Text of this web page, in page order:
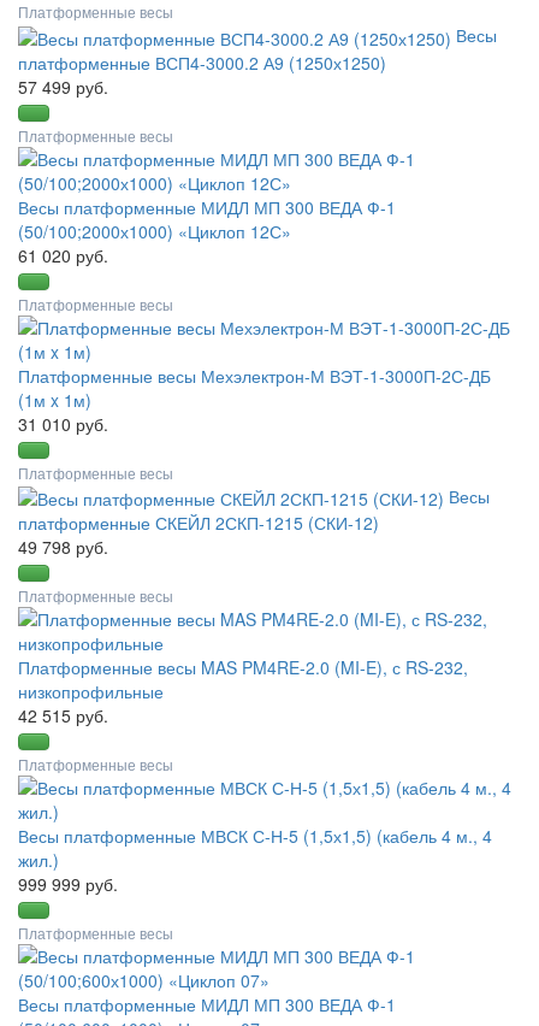
Платформенные весы
Весы
платформенные ВСП4-3000.2 А9 (1250х1250)
57 499 руб.
Платформенные весы
Весы платформенные МИДЛ МП 300 ВЕДА Ф-1
(50/100;2000х1000) «Циклоп 12С»
61 020 руб.
Платформенные весы
Платформенные весы Мехэлектрон-М ВЭТ-1-3000П-2С-ДБ
(1м x 1м)
31 010 руб.
Платформенные весы
Весы
платформенные СКЕЙЛ 2СКП-1215 (СКИ-12)
49 798 руб.
Платформенные весы
Платформенные весы MAS PM4RE-2.0 (MI-E), с RS-232,
низкопрофильные
42 515 руб.
Платформенные весы
Весы платформенные МВСК С-Н-5 (1,5х1,5) (кабель 4 м., 4
жил.)
999 999 руб.
Платформенные весы
Весы платформенные МИДЛ МП 300 ВЕДА Ф-1